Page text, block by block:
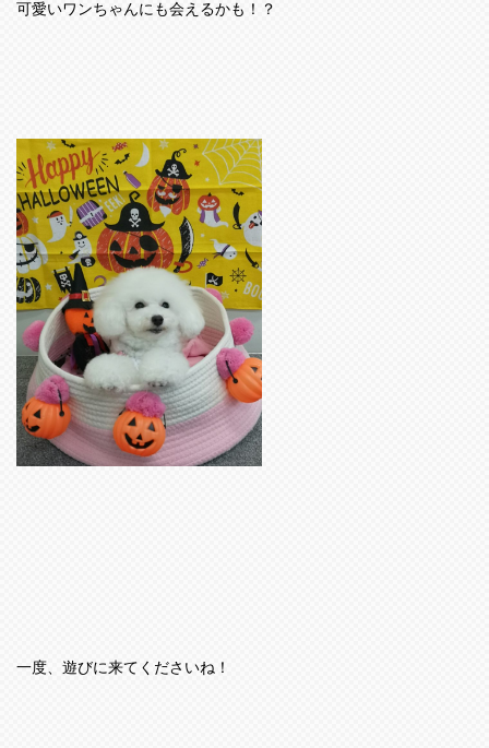
可愛いワンちゃんにも会えるかも！？
一度、遊びに来てくださいね！